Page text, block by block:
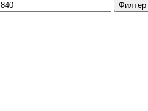
Филтер